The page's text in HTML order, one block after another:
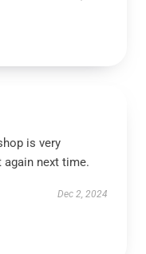
is very
next time.
Dec 2, 2024